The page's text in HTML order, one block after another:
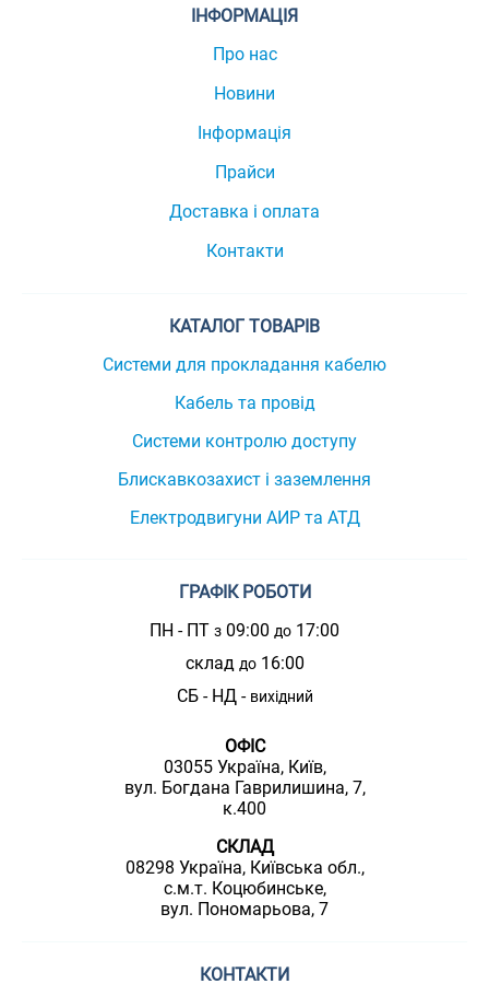
ІНФОРМАЦІЯ
Про нас
Новини
Інформація
Прайси
Доставка і оплата
Контакти
КАТАЛОГ ТОВАРІВ
Системи для прокладання кабелю
Кабель та провід
Системи контролю доступу
Блискавкозахист і заземлення
Електродвигуни АИР та АТД
ГРАФІК РОБОТИ
ПН - ПТ з 09:00 до 17:00
склад до16:00
СБ - НД - вихідний
ОФІС
03055 Україна, Київ,
вул. Богдана Гаврилишина, 7,
к.400
СКЛАД
08298 Україна, Київська обл.,
с.м.т. Коцюбинське,
вул. Пономарьова, 7
КОНТАКТИ